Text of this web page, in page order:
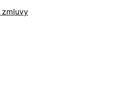
zmluvy